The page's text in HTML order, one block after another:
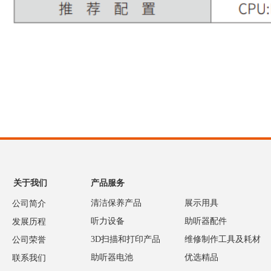
关于我们
公司简介
发展历程
公司荣誉
联系我们
产品服务
展示用具
助听器配件
维修制作工具及耗材
优选精品
清洁保养产品
听力设备
3D扫描和打印产品
助听器电池